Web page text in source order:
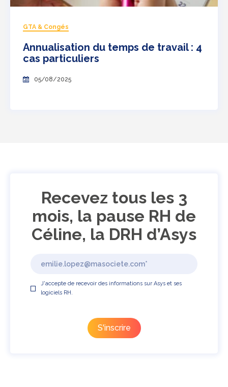
GTA & Congés
Annualisation du temps de travail : 4
cas particuliers
05/08/2025
Recevez tous les 3
mois, la pause RH de
Céline, la DRH d’Asys
J'accepte de recevoir des informations sur Asys et ses
logiciels RH.